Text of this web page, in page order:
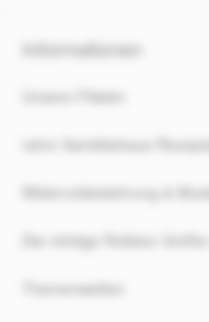
Informationen
Unsere Filialen
rahm Sanitätshaus
Widerrufsbelehrung &
Die richtige Rollator Größe
Themenwelten